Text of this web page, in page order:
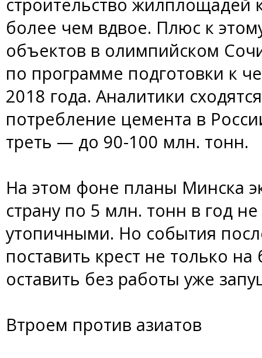
более чем вдвое. Плюс к
объектов в олимпийском
по программе подготовки к
2018 года. Аналитики
потребление цемента в
треть — до 90-100 млн. тонн.
На этом фоне планы Минска
страну по 5 млн. тонн в год
утопичными. Но события
поставить крест не только
оставить без работы уже
Втроем против азиатов